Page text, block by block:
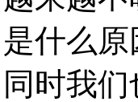
什么
时我